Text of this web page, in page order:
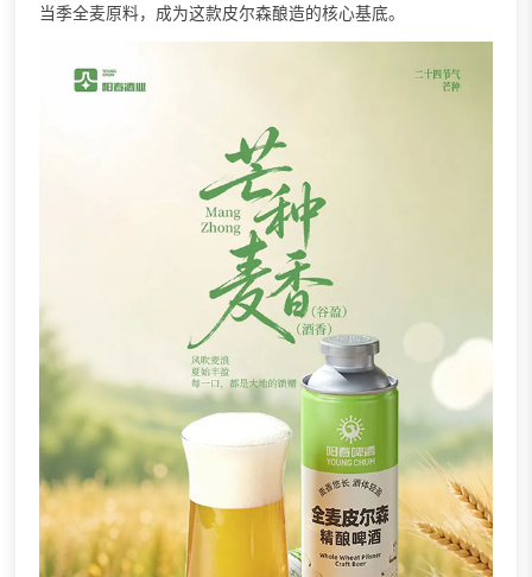
当季全麦原料，成为这款皮尔森酿造的核心基底。